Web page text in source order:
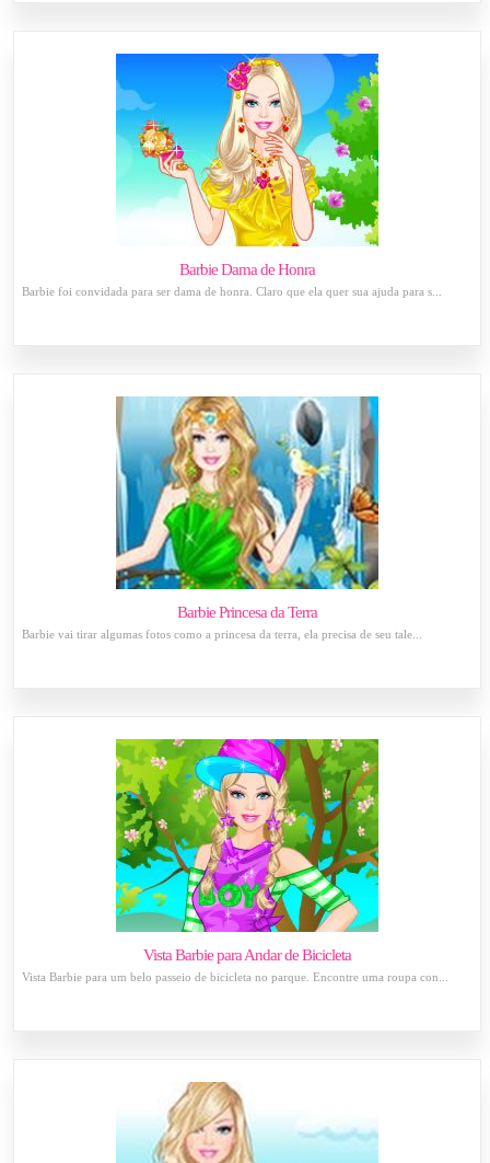
Barbie Dama de Honra
Barbie foi convidada para ser dama de honra. Claro que ela quer sua ajuda para s...
Barbie Princesa da Terra
Barbie vai tirar algumas fotos como a princesa da terra, ela precisa de seu tale...
Vista Barbie para Andar de Bicicleta
Vista Barbie para um belo passeio de bicicleta no parque. Encontre uma roupa con...